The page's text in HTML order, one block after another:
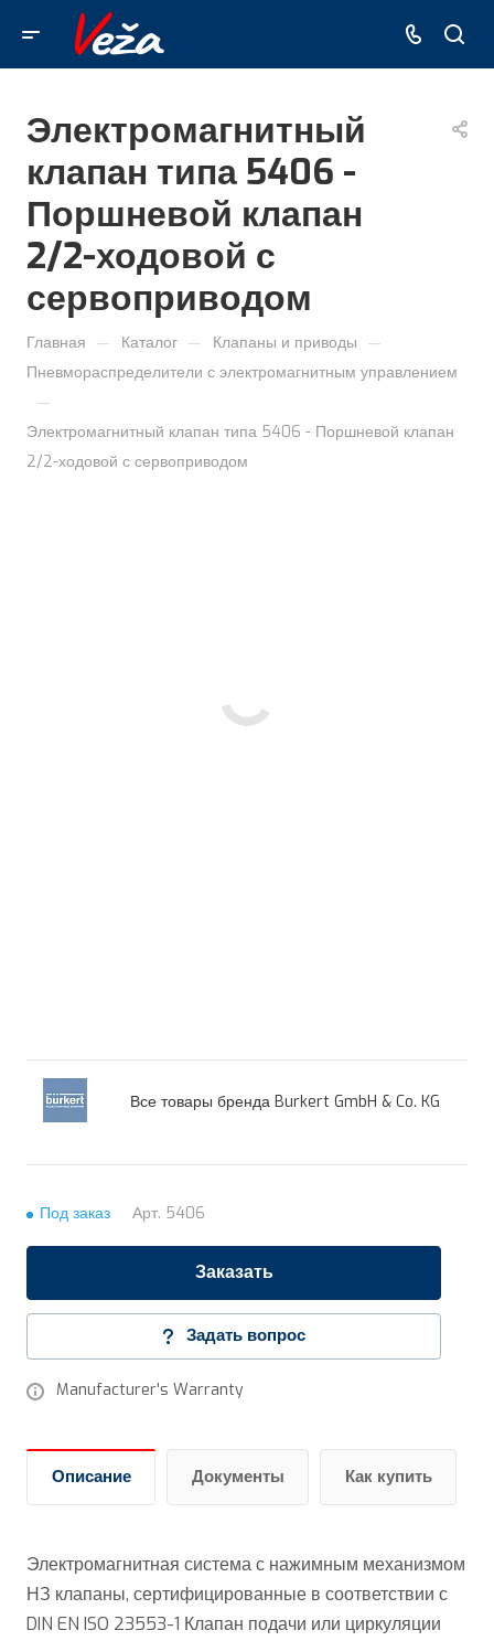
Электромагнитный
клапан типа 5406 -
Поршневой клапан
2/2-ходовой с
сервоприводом
Главная — Каталог — Клапаны и приводы —
Пневмораспределители с электромагнитным управлением
—
Электромагнитный клапан типа 5406 - Поршневой клапан
2/2-ходовой с сервоприводом
Все товары бренда Burkert GmbH & Co. KG
Под заказ Арт. 5406
Заказать
Задать вопрос
Manufacturer's Warranty
Описание Документы Как купить
Электромагнитная система с нажимным механизмом
НЗ клапаны, сертифицированные в соответствии с
DIN EN ISO 23553-1 Клапан подачи или циркуляции